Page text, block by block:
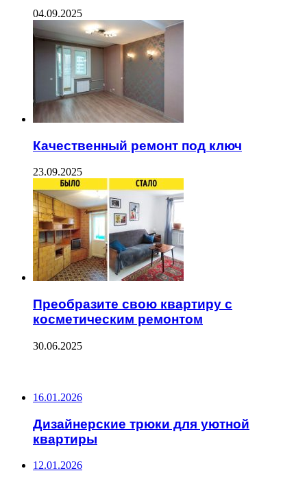
04.09.2025
Качественный ремонт под ключ
23.09.2025
Преобразите свою квартиру с
косметическим ремонтом
30.06.2025
16.01.2026
Дизайнерские трюки для уютной
квартиры
12.01.2026